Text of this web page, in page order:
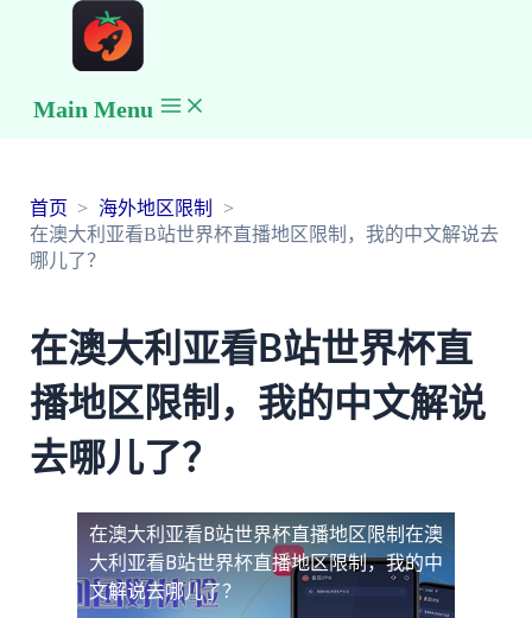
Main Menu
首页
海外地区限制
在澳大利亚看B站世界杯直播地区限制，我的中文解说去
哪儿了？
在澳大利亚看B站世界杯直
播地区限制，我的中文解说
去哪儿了？
在澳大利亚看B站世界杯直播地区限制 在澳
大利亚看B站世界杯直播地区限制，我的中
文解说去哪儿了？